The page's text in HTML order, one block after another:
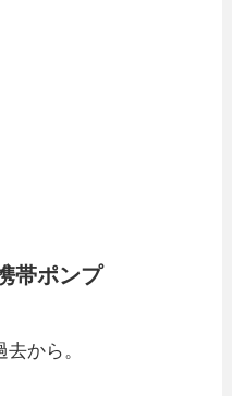
帯ポンプ
から。